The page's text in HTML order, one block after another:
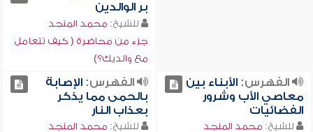
بر الوالدين
للشيخ: محمد المنجد
جزء من محاضرة ( كيف تتعامل
مع والديك؟)
الفهرس:الأبناء بين
معاصي الأب وشرور
الفضائيات
للشيخ: محمد المنجد
الفهرس:الإصابة
بالحمى مما يذكر
بعذاب النار
للشيخ: محمد المنجد